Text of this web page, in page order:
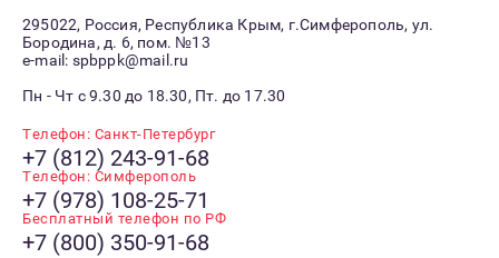
295022, Россия, Республика Крым, г.Симферополь, ул.
Бородина, д. 6, пом. №13
e-mail: spbppk@mail.ru
Пн - Чт с 9.30 до 18.30, Пт. до 17.30
Телефон: Санкт-Петербург
+7 (812) 243-91-68
Телефон: Симферополь
+7 (978) 108-25-71
Бесплатный телефон по РФ
+7 (800) 350-91-68